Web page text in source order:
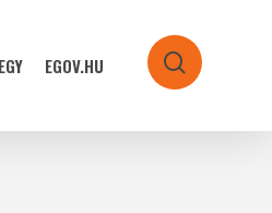
EGOV.HU search